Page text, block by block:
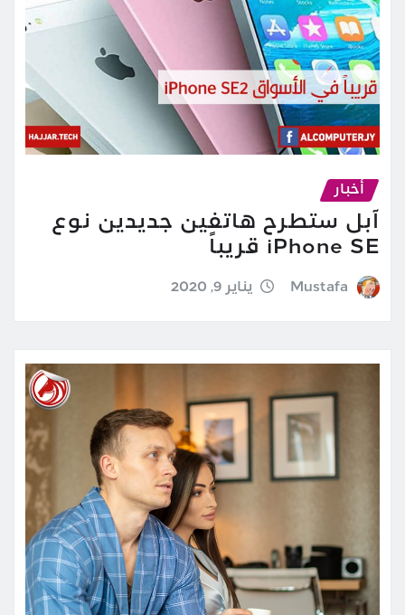
أخبار
آبل ستطرح هاتفين جديدين نوع
iPhone SE قريباً
Mustafa يناير 9, 2020